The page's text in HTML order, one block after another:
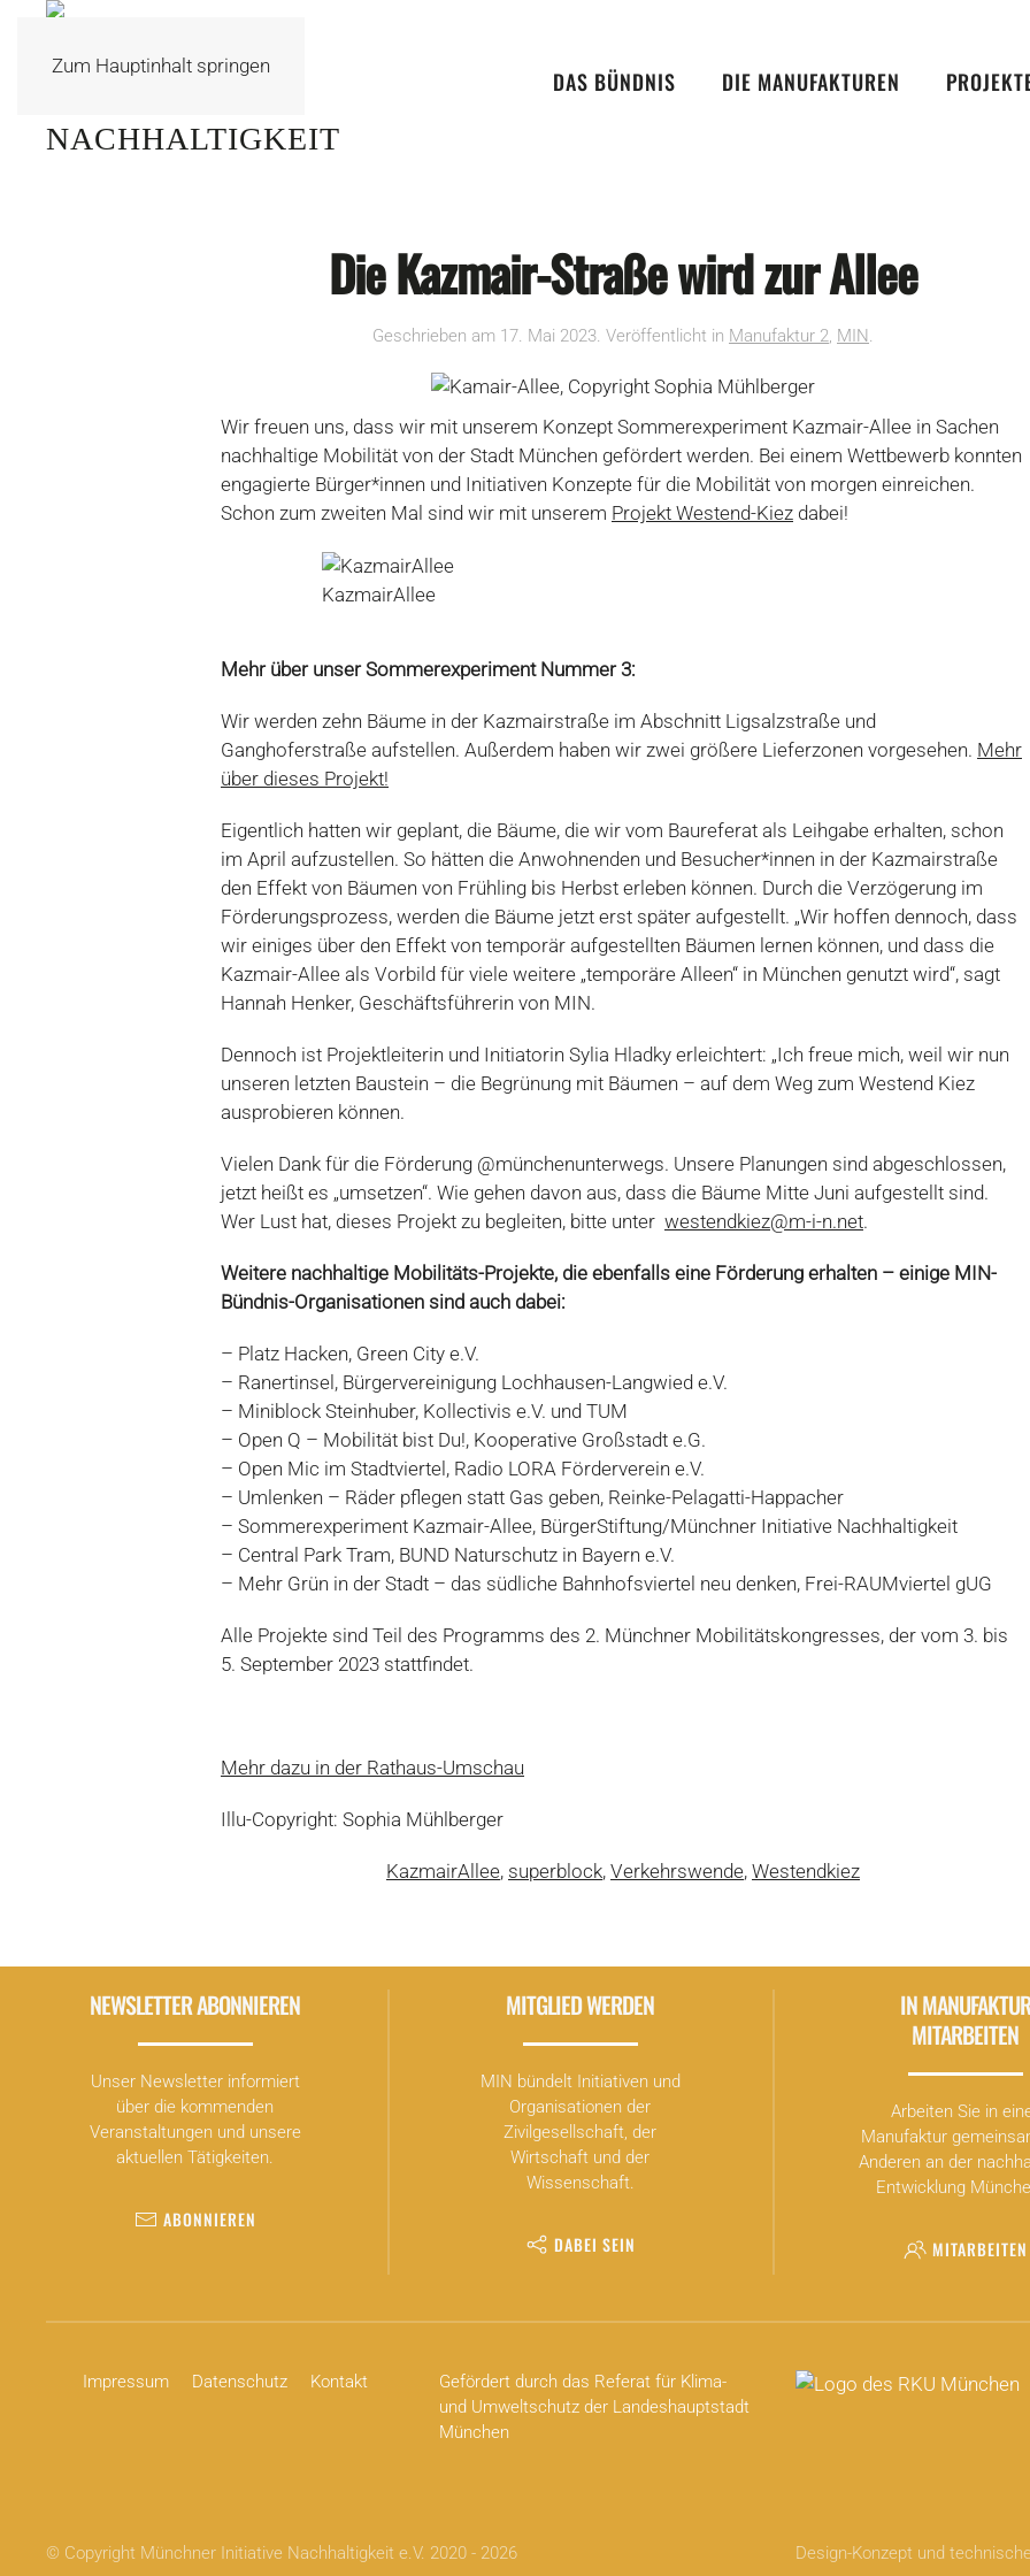
Zum Hauptinhalt springen
DAS BÜNDNIS DIE MANUFAKTUREN
Die Kazmair-Straße wird zur Allee
Geschrieben am 17. Mai 2023. Veröffentlicht in Manufaktur 2, MIN.
Wir freuen uns, dass wir mit unserem Konzept Sommerexperiment Kazmair-Allee in Sachen
nachhaltige Mobilität von der Stadt München gefördert werden. Bei einem Wettbewerb konnten
engagierte Bürger*innen und Initiativen Konzepte für die Mobilität von morgen einreichen.
Schon zum zweiten Mal sind wir mit unserem Projekt Westend-Kiez dabei!
KazmairAllee
Mehr über unser Sommerexperiment Nummer 3:
Wir werden zehn Bäume in der Kazmairstraße im Abschnitt Ligsalzstraße und
Ganghoferstraße aufstellen. Außerdem haben wir zwei größere Lieferzonen vorgesehen. Mehr
über dieses Projekt!
Eigentlich hatten wir geplant, die Bäume, die wir vom Baureferat als Leihgabe erhalten, schon
im April aufzustellen. So hätten die Anwohnenden und Besucher*innen in der Kazmairstraße
den Effekt von Bäumen von Frühling bis Herbst erleben können. Durch die Verzögerung im
Förderungsprozess, werden die Bäume jetzt erst später aufgestellt. „Wir hoffen dennoch, dass
wir einiges über den Effekt von temporär aufgestellten Bäumen lernen können, und dass die
Kazmair-Allee als Vorbild für viele weitere „temporäre Alleen“ in München genutzt wird“, sagt
Hannah Henker, Geschäftsführerin von MIN.
Dennoch ist Projektleiterin und Initiatorin Sylia Hladky erleichtert: „Ich freue mich, weil wir nun
unseren letzten Baustein – die Begrünung mit Bäumen – auf dem Weg zum Westend Kiez
ausprobieren können.
Vielen Dank für die Förderung @münchenunterwegs. Unsere Planungen sind abgeschlossen,
jetzt heißt es „umsetzen“. Wie gehen davon aus, dass die Bäume Mitte Juni aufgestellt sind.
Wer Lust hat, dieses Projekt zu begleiten, bitte unter westendkiez@m-i-n.net.
Weitere nachhaltige Mobilitäts-Projekte, die ebenfalls eine Förderung erhalten – einige MIN-
Bündnis-Organisationen sind auch dabei:
– Platz Hacken, Green City e.V.
– Ranertinsel, Bürgervereinigung Lochhausen-Langwied e.V.
– Miniblock Steinhuber, Kollectivis e.V. und TUM
– Open Q – Mobilität bist Du!, Kooperative Großstadt e.G.
– Open Mic im Stadtviertel, Radio LORA Förderverein e.V.
– Umlenken – Räder pflegen statt Gas geben, Reinke-Pelagatti-Happacher
– Sommerexperiment Kazmair-Allee, BürgerStiftung/Münchner Initiative Nachhaltigkeit
– Central Park Tram, BUND Naturschutz in Bayern e.V.
– Mehr Grün in der Stadt – das südliche Bahnhofsviertel neu denken, Frei-RAUMviertel gUG
Alle Projekte sind Teil des Programms des 2. Münchner Mobilitätskongresses, der vom 3. bis
5. September 2023 stattfindet.
Mehr dazu in der Rathaus-Umschau
Illu-Copyright: Sophia Mühlberger
KazmairAllee, superblock, Verkehrswende, Westendkiez
NEWSLETTER ABONNIEREN
Unser Newsletter informiert
über die kommenden
Veranstaltungen und unsere
aktuellen Tätigkeiten.
ABONNIEREN
MITGLIED WERDEN
MIN bündelt Initiativen und
Organisationen der
Zivilgesellschaft, der
Wirtschaft und der
Wissenschaft.
DABEI SEIN
IN MANUFAKTUR
MITARBEITEN
Arbeiten Sie in
Manufaktur
Anderen an der
Entwicklung
MITARBEITEN
Impressum Datenschutz Kontakt
Gefördert durch das Referat für Klima-
und Umweltschutz der Landeshauptstadt
München
© Copyright Münchner Initiative Nachhaltigkeit e.V. 2020 - 2026 Design-Konzept und